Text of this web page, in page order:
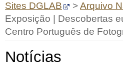
Sites DGLAB >Arquivo
Exposição | Descobertas
Centro Português de
Notícias